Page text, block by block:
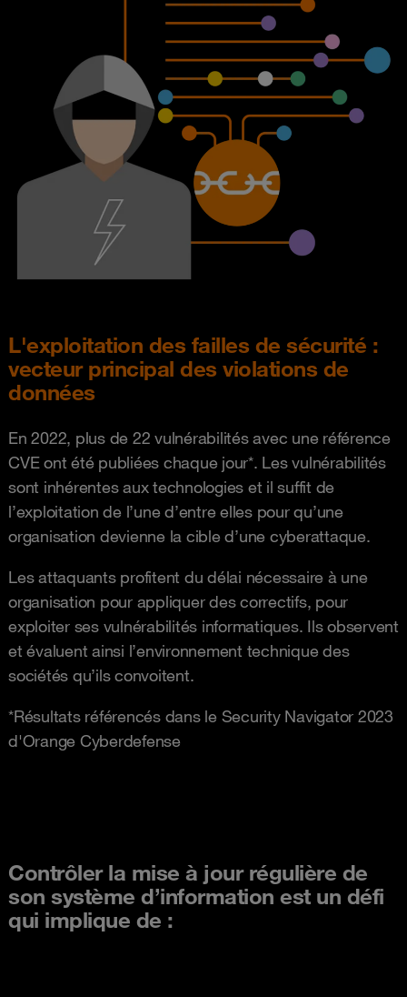
L'exploitation des failles de sécurité :
vecteur principal des violations de
données
En 2022, plus de 22 vulnérabilités avec une référence
CVE ont été publiées chaque jour*. Les vulnérabilités
sont inhérentes aux technologies et il suffit de
l’exploitation de l’une d’entre elles pour qu’une
organisation devienne la cible d’une cyberattaque.
Les attaquants profitent du délai nécessaire à une
organisation pour appliquer des correctifs, pour
exploiter ses vulnérabilités informatiques. Ils observent
et évaluent ainsi l’environnement technique des
sociétés qu’ils convoitent.
*Résultats référencés dans le Security Navigator 2023
d'Orange Cyberdefense
Contrôler la mise à jour régulière de
son système d’information est un défi
qui implique de :